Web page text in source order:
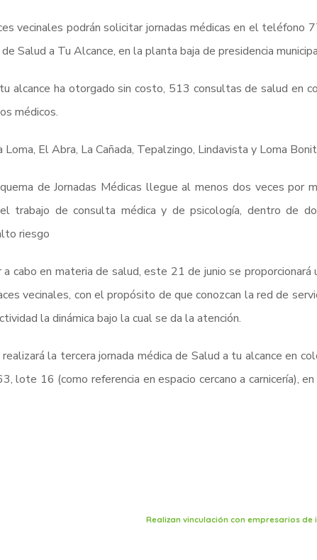
vecinales podrán solicitar jornadas médicas en el teléfono
Salud a Tu Alcance, en la planta baja de presidencia
alcance ha otorgado sin costo, 513 consultas de salud en
médicos.
El Abra, La Cañada, Tepalzingo, Lindavista y Loma
de Jornadas Médicas llegue al menos dos veces por
trabajo de consulta médica y de psicología, dentro de
riesgo
cabo en materia de salud, este 21 de junio se proporcionará
vecinales, con el propósito de que conozcan la red de
la dinámica bajo la cual se da la atención.
la tercera jornada médica de Salud a tu alcance en
lote 16 (como referencia en espacio cercano a carnicería),
Realizan vinculación con empresarios